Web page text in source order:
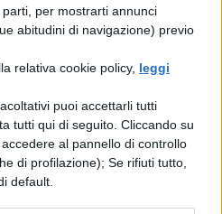
per mostrarti annunci
abitudini di navigazione) previo
relativa cookie policy, leggi
puoi accettarli tutti
tutti qui di seguito. Cliccando su
al pannello di controllo
di profilazione); Se rifiuti tutto,
default.
del Ministero
U.0028118 del
2.A, dispone
candidati esterni
di